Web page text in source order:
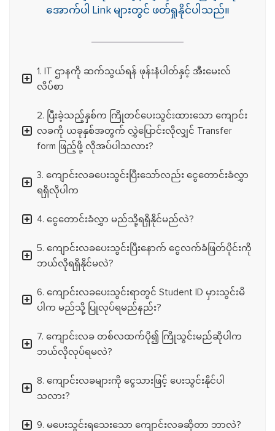
အောက်ပါ Link များတွင် ဖတ်ရှုနိုင်ပါသည်။
1. IT ဌာနကို ဆက်သွယ်ရန် ဖုန်းနံပါတ်နှင့် အီးမေးလ်
လိပ်စာ
2. ပြီးခဲ့သည့်နှစ်က ကြိုတင်ပေးသွင်းထားသော ကျောင်း
လခကို ယခုနှစ်အတွက် လွှဲပြောင်းလိုလျှင် Transfer
form ဖြည့်ဖို့ လိုအပ်ပါသလား?
3. ကျောင်းလခပေးသွင်းပြီးသော်လည်း ငွေတောင်းခံလွှာ
ရရှိလိုပါက
4. ငွေတောင်းခံလွှာ မည်သို့ရရှိနိုင်မည်လဲ?
5. ကျောင်းလခပေးသွင်းပြီးနောက် ငွေလက်ခံဖြတ်ပိုင်းကို
ဘယ်လိုရရှိနိုင်မလဲ?
6. ကျောင်းလခပေးသွင်းရာတွင် Student ID မှားသွင်းမိ
ပါက မည်သို့ ပြုလုပ်ရမည်နည်း?
7. ကျောင်းလခ တစ်လထက်ပို၍ ကြိုသွင်းမည်ဆိုပါက
ဘယ်လိုလုပ်ရမလဲ?
8. ကျောင်းလခများကို ငွေသားဖြင့် ပေးသွင်းနိုင်ပါ
သလား?
9. မပေးသွင်းရသေးသော ကျောင်းလခဆိုတာ ဘာလဲ?